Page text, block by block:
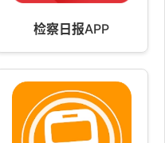
检察日报APP